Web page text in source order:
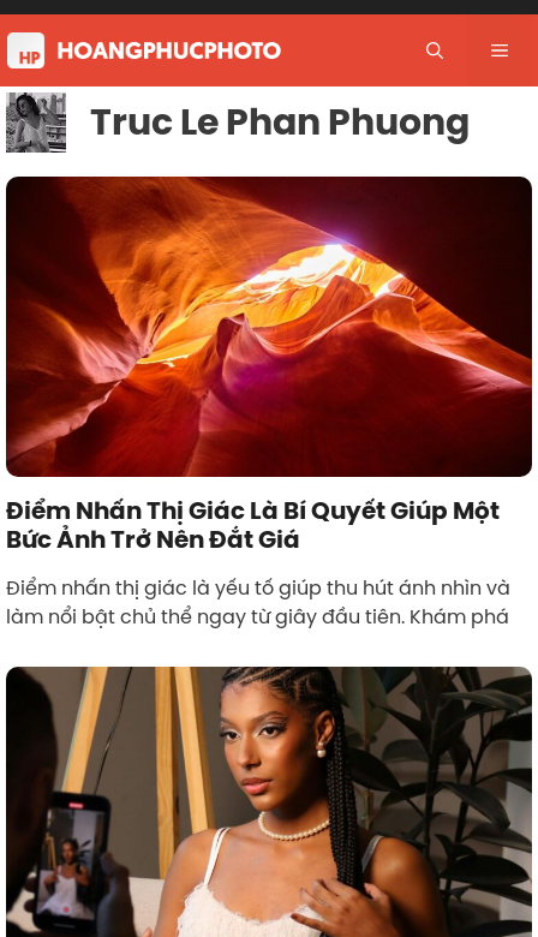
Skip
to
content
Truc Le Phan Phuong
Điểm Nhấn Thị Giác Là Bí Quyết Giúp Một
Bức Ảnh Trở Nên Đắt Giá
Điểm nhấn thị giác là yếu tố giúp thu hút ánh nhìn và
làm nổi bật chủ thể ngay từ giây đầu tiên. Khám phá